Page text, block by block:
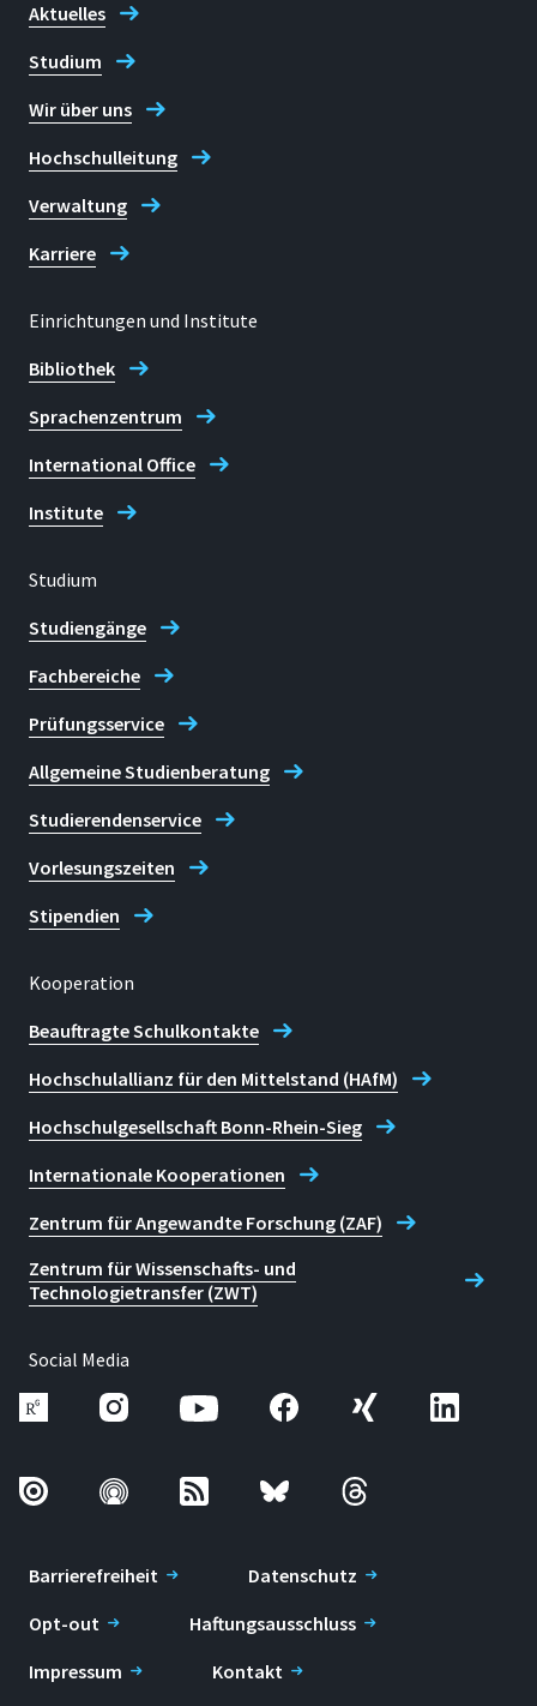
Aktuelles
Studium
Wir über uns
Hochschulleitung
Verwaltung
Karriere
Einrichtungen und Institute
Bibliothek
Sprachenzentrum
International Office
Institute
Studium
Studiengänge
Fachbereiche
Prüfungsservice
Allgemeine Studienberatung
Studierendenservice
Vorlesungszeiten
Stipendien
Kooperation
Beauftragte Schulkontakte
Hochschulallianz für den Mittelstand (HAfM)
Hochschulgesellschaft Bonn-Rhein-Sieg
Internationale Kooperationen
Zentrum für Angewandte Forschung (ZAF)
Zentrum für Wissenschafts- und
Technologietransfer (ZWT)
Social Media
Barrierefreiheit
Datenschutz
Opt-out
Haftungsausschluss
Impressum
Kontakt